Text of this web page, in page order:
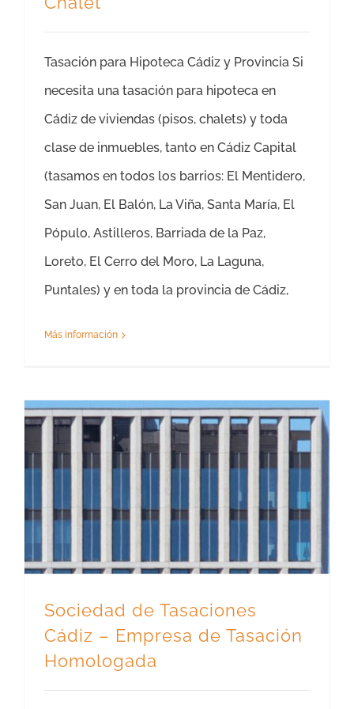
Tasación para Hipoteca Cádiz y Provincia Si
necesita una tasación para hipoteca en
Cádiz de viviendas (pisos, chalets) y toda
clase de inmuebles, tanto en Cádiz Capital
(tasamos en todos los barrios: El Mentidero,
San Juan, El Balón, La Viña, Santa María, El
Pópulo, Astilleros, Barriada de la Paz,
Loreto, El Cerro del Moro, La Laguna,
Puntales) y en toda la provincia de Cádiz,
Más información
Sociedad de Tasaciones
Cádiz – Empresa de Tasación
Homologada